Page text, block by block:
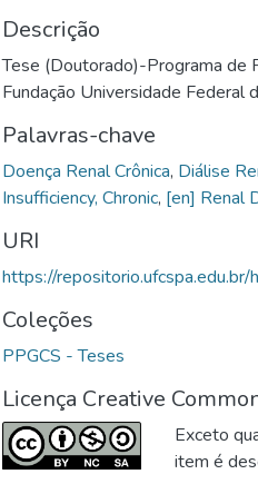
Descrição
Tese (Doutorado)-Programa de
Fundação Universidade Federal
Palavras-chave
Doença Renal Crônica, Diálise
Insufficiency, Chronic, [en] Renal
URI
https://
Coleções
PPGCS - Teses
Licença Creative
Exceto
item é